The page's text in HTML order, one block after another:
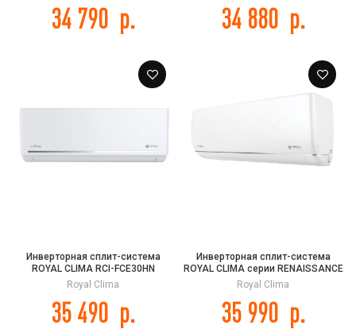
34 790 р. 34 880 р.
Инверторная сплит-система
ROYAL CLIMA RCI-FCE30HN
FELICITA Inverter
Royal Clima
35 490 р.
Инверторная сплит-система
ROYAL CLIMA серии RENAISSANCE
DC EU INVERTER 2024 RCI-
RNС24HN
Royal Clima
35 990 р.